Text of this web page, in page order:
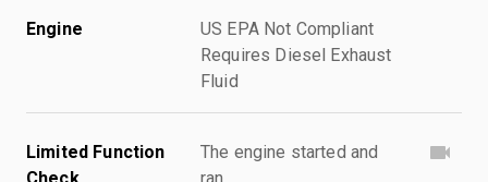
Engine
US EPA Not Compliant
Requires Diesel Exhaust
Fluid
Limited Function
The engine started and